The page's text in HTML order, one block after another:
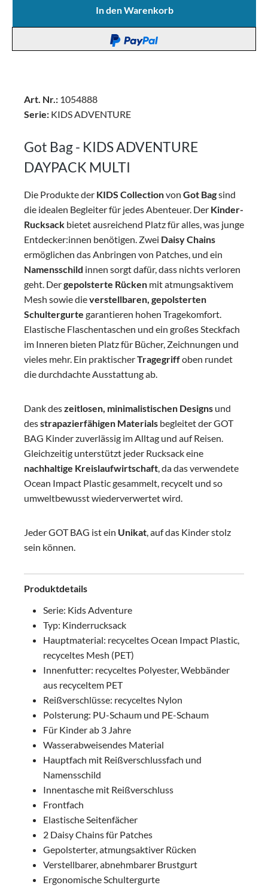
In den Warenkorb
Art. Nr.: 1054888
Serie: KIDS ADVENTURE
Got Bag - KIDS ADVENTURE
DAYPACK MULTI
Die Produkte der KIDS Collectionvon Got Bagsind
die idealen Begleiter für jedes Abenteuer. Der Kinder-
Rucksack bietet ausreichend Platz für alles, was junge
Entdecker:innen benötigen. Zwei Daisy Chains
ermöglichen das Anbringen von Patches, und ein
Namensschild innen sorgt dafür, dass nichts verloren
geht. Dergepolsterte Rücken mit atmungsaktivem
Mesh sowie dieverstellbaren, gepolsterten
Schultergurte garantieren hohen Tragekomfort.
Elastische Flaschentaschen und ein großes Steckfach
im Inneren bieten Platz für Bücher, Zeichnungen und
vieles mehr. Ein praktischerTragegriffoben rundet
die durchdachte Ausstattung ab.
Dank deszeitlosen, minimalistischen Designs und
desstrapazierfähigen Materials begleitet der GOT
BAG Kinder zuverlässig im Alltag und auf Reisen.
Gleichzeitig unterstützt jeder Rucksack eine
nachhaltige Kreislaufwirtschaft, da das verwendete
Ocean Impact Plastic gesammelt, recycelt und so
umweltbewusst wiederverwertet wird.
Jeder GOT BAG ist ein Unikat, auf das Kinder stolz
sein können.
Produktdetails
Serie: Kids Adventure
Typ: Kinderrucksack
Hauptmaterial: recyceltes Ocean Impact Plastic,
recyceltes Mesh (PET)
Innenfutter: recyceltes Polyester, Webbänder
aus recyceltem PET
Reißverschlüsse: recyceltes Nylon
Polsterung: PU-Schaum und PE-Schaum
Für Kinder ab 3 Jahre
Wasserabweisendes Material
Hauptfach mit Reißverschlussfach und
Namensschild
Innentasche mit Reißverschluss
Frontfach
Elastische Seitenfächer
2 Daisy Chains für Patches
Gepolsterter, atmungsaktiver Rücken
Verstellbarer, abnehmbarer Brustgurt
Ergonomische Schultergurte